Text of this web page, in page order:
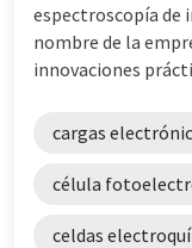
espectroscopía de
nombre de la
innovaciones
cargas
célula
celdas